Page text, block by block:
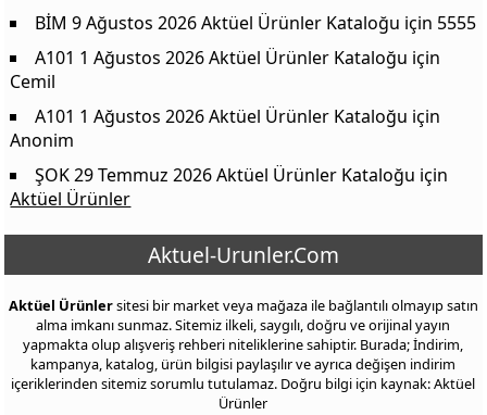
BİM 9 Ağustos 2026 Aktüel Ürünler Kataloğu için 5555
A101 1 Ağustos 2026 Aktüel Ürünler Kataloğu için
Cemil
A101 1 Ağustos 2026 Aktüel Ürünler Kataloğu için
Anonim
ŞOK 29 Temmuz 2026 Aktüel Ürünler Kataloğu için
Aktüel Ürünler
Aktuel-Urunler.Com
Aktüel Ürünlersitesi bir market veya mağaza ile bağlantılı olmayıp satın
alma imkanı sunmaz. Sitemiz ilkeli, saygılı, doğru ve orijinal yayın
yapmakta olup alışveriş rehberi niteliklerine sahiptir. Burada; İndirim,
kampanya, katalog, ürün bilgisi paylaşılır ve ayrıca değişen indirim
içeriklerinden sitemiz sorumlu tutulamaz. Doğru bilgi için kaynak: Aktüel
Ürünler